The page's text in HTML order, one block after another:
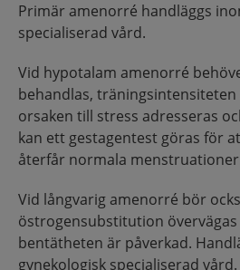
Primär amenorré handläggs
specialiserad vård.
Vid hypotalam amenorré
behandlas, träningsintensiteten
orsaken till stress adresseras
kan ett gestagentest göras för
återfår normala
Vid långvarig amenorré bör
östrogensubstitution
bentätheten är påverkad.
gynekologisk specialiserad vård.